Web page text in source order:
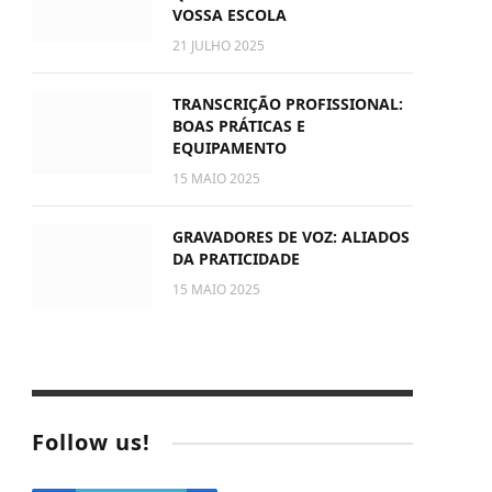
VOSSA ESCOLA
21 JULHO 2025
TRANSCRIÇÃO PROFISSIONAL:
BOAS PRÁTICAS E
EQUIPAMENTO
15 MAIO 2025
GRAVADORES DE VOZ: ALIADOS
DA PRATICIDADE
15 MAIO 2025
Follow us!